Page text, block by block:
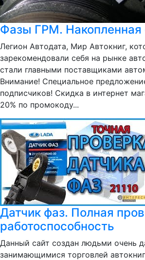
Фазы ГРМ. Накопленная
Легион Автодата, Мир Автокниг,
зарекомендовали себя на рынке
стали главными поставщиками
Внимание! Специальное
подписчиков! Скидка в интернет
20% по промокоду...
Датчик фаз. Полная
работоспособность
Данный сайт создан людьми очень
занимающимися торговлей